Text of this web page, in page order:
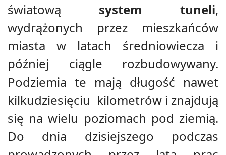
światową system tuneli,
wydrążonych przez mieszkańców
miasta w latach średniowiecza i
później ciągle rozbudowywany.
Podziemia te mają długość nawet
kilkudziesięciu kilometrów i znajdują
się na wielu poziomach pod ziemią.
Do dnia dzisiejszego podczas